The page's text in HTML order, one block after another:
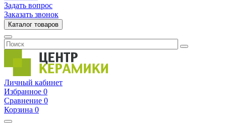
Задать вопрос
Заказать звонок
Каталог товаров
Личный кабинет
Избранное 0
Сравнение 0
Корзина 0